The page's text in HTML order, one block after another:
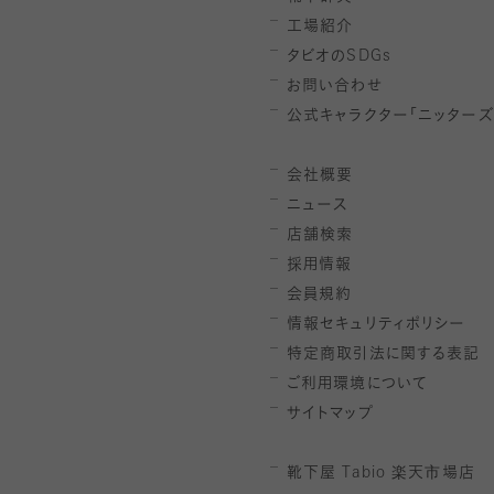
工場紹介
タビオの SDGs
お問い合わせ
公式キャラクター「ニッターズ
会社概要
ニュース
店舗検索
採用情報
会員規約
情報セキュリティポリシー
特定商取引法に関する表記
ご利用環境について
サイトマップ
靴下屋 Tabio 楽天市場店